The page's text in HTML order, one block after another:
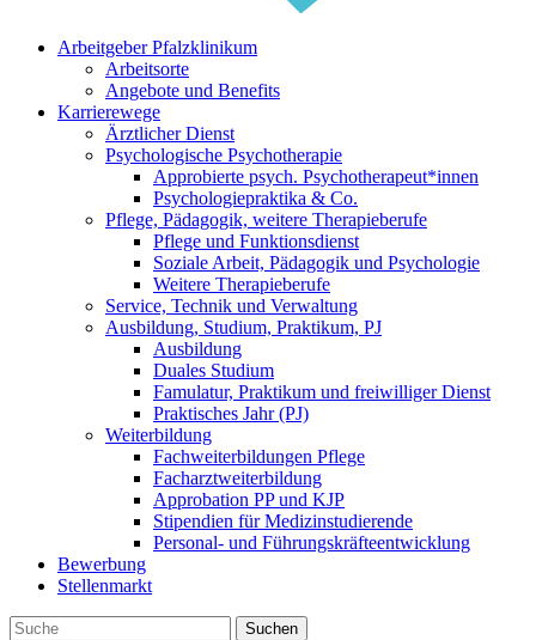
Arbeitgeber Pfalzklinikum
Arbeitsorte
Angebote und Benefits
Karrierewege
Ärztlicher Dienst
Psychologische Psychotherapie
Approbierte psych. Psychotherapeut*innen
Psychologiepraktika & Co.
Pflege, Pädagogik, weitere Therapieberufe
Pflege und Funktionsdienst
Soziale Arbeit, Pädagogik und Psychologie
Weitere Therapieberufe
Service, Technik und Verwaltung
Ausbildung, Studium, Praktikum, PJ
Ausbildung
Duales Studium
Famulatur, Praktikum und freiwilliger Dienst
Praktisches Jahr (PJ)
Weiterbildung
Fachweiterbildungen Pflege
Facharztweiterbildung
Approbation PP und KJP
Stipendien für Medizinstudierende
Personal- und Führungskräfteentwicklung
Bewerbung
Stellenmarkt
Suchen